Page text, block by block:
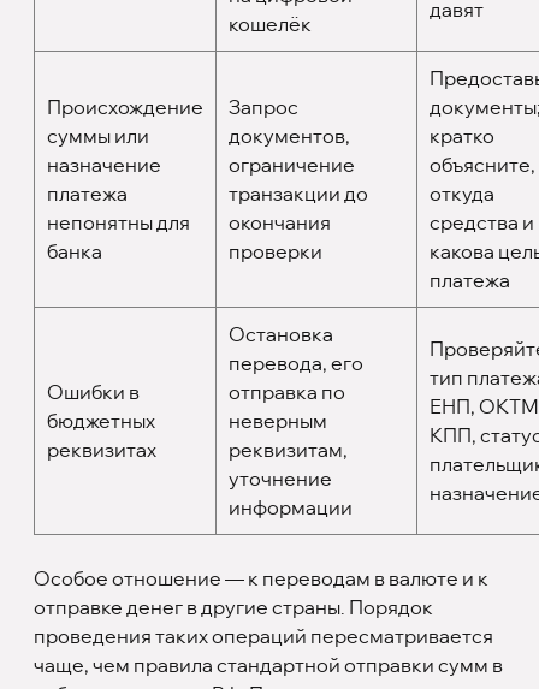
кошелёк
давят
Происхождение
суммы или
назначение
платежа
непонятны для
банка
Запрос
документов,
ограничение
транзакции до
окончания
проверки
кратко
объясните,
откуда
средства и
какова
платежа
Ошибки в
бюджетных
реквизитах
Остановка
перевода, его
отправка по
неверным
реквизитам,
уточнение
информации
тип
ЕНП,
КПП,
Особое отношение — к переводам в валюте и к
отправке денег в другие страны. Порядок
проведения таких операций пересматривается
чаще, чем правила стандартной отправки сумм в